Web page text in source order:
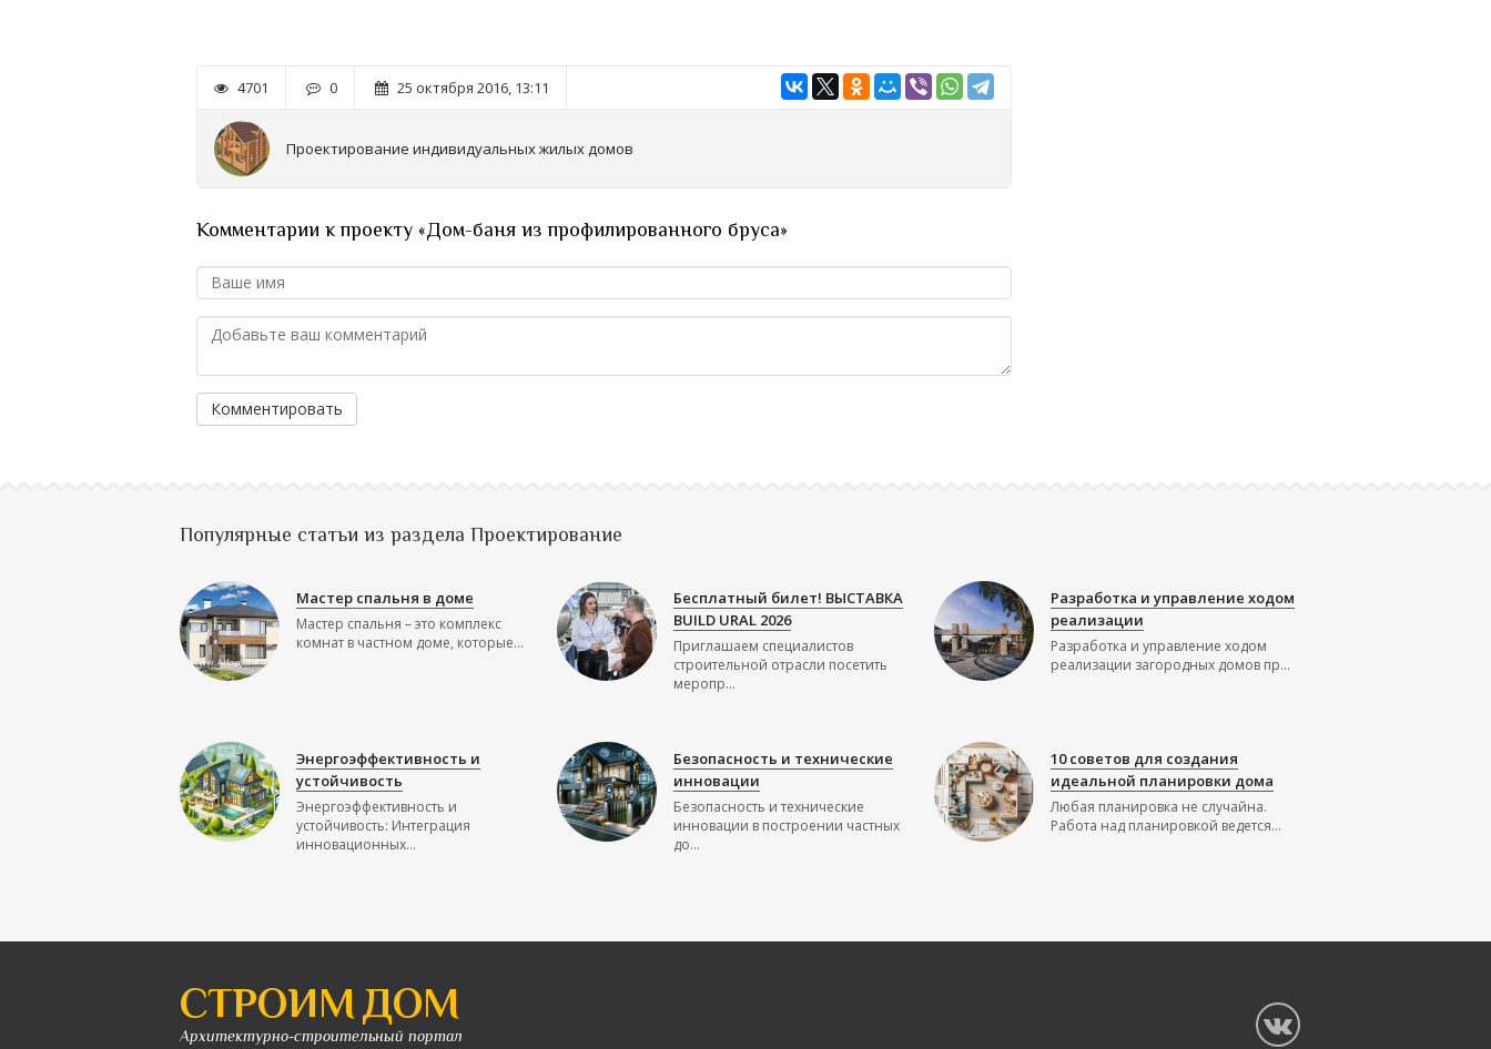
4701 0 25 октября 2016, 13:11
Проектирование индивидуальных жилых домов
Комментарии к проекту «Дом-баня из профилированного бруса»
Комментировать
Популярные статьи из раздела Проектирование
Мастер спальня в доме
Мастер спальня – это комплекс
комнат в частном доме, которые...
Бесплатный билет! ВЫСТАВКА
BUILD URAL 2026
Приглашаем специалистов
строительной отрасли посетить
меропр...
Разработка и управление ходом
реализации
Разработка и управление ходом
реализации загородных домов пр...
Энергоэффективность и
устойчивость
Энергоэффективность и
устойчивость: Интеграция
инновационных...
Безопасность и технические
инновации
Безопасность и технические
инновации в построении частных
до...
10 советов для создания
идеальной планировки дома
Любая планировка не случайна.
Работа над планировкой ведется...
СТРОИМ ДОМ
Архитектурно-строительный портал